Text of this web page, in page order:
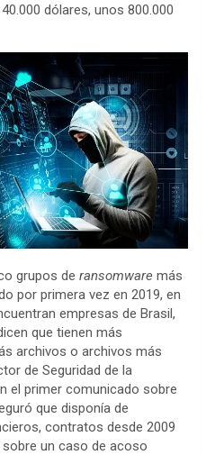
dólares, unos 800.000
grupos de ransomware más
por primera vez en 2019, en
empresas de Brasil,
que tienen más
archivos o archivos más
de Seguridad de la
el primer comunicado sobre
que disponía de
contratos desde 2009
un caso de acoso